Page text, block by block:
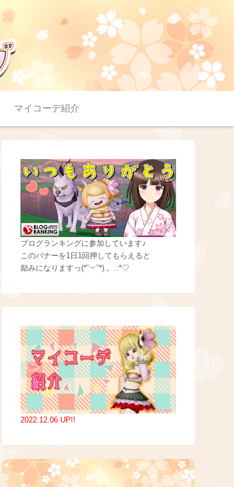
マイコーデ紹介
ブログランキングに参加しています♪
このバナーを1日1回押してもらえると
励みになりますっ(*˘︶˘*).。.:*♡
2022.12.06 UP!!